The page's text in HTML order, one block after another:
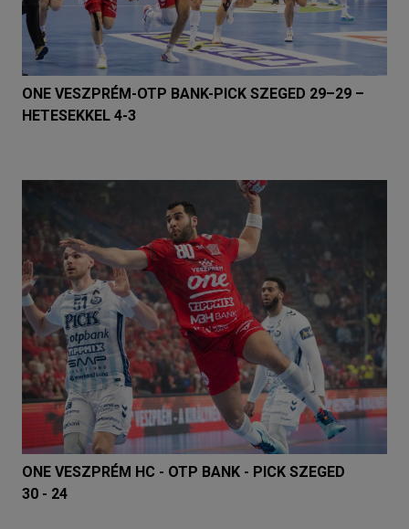
ONE VESZPRÉM-OTP BANK-PICK SZEGED 29–29 –
HETESEKKEL 4-3
ONE VESZPRÉM HC - OTP BANK - PICK SZEGED
30 - 24